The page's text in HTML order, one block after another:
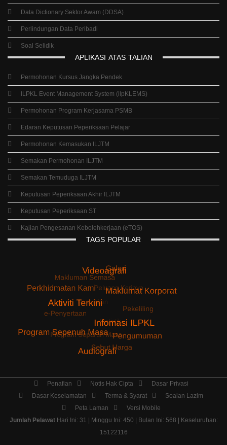
Data Dictionary Sektor Awam (DDSA)
Perlindungan Data Peribadi
Soal Selidik
APLIKASI ATAS TALIAN
Permohonan Kursus Jangka Pendek
ILPKL Event Management System (ilpKLEMS)
Permohonan Program Kerjasama PSMB
Edaran Keputusan Peperiksaan Pelajar
Permohonan Kemasukan ILJTM
Semakan Permohonan ILJTM
Semakan Temuduga ILJTM
Keputusan Peperiksaan Akhir ILJTM
Keputusan Peperiksaan ST
Kajian Pengesanan Kebolehkerjaan (eTOS)
TAGS POPULAR
Penafian Notis Hak Cipta
Dasar Privasi
Dasar Keselamatan
Terma & Syarat
Soalan Lazim
Peta Laman
Versi Mobile
Jumlah PelawatHari Ini: 31 | Minggu Ini: 450 | Bulan Ini: 568 | Keseluruhan:
15122116